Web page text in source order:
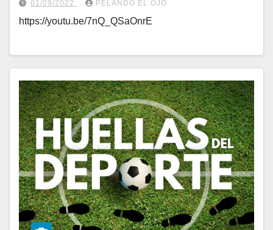
01/09/2022 PELANDO EL OJO
https://youtu.be/7nQ_QSaOnrE